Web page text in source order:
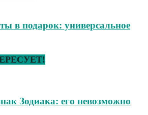
в подарок: универсальное
Зодиака: его невозможно